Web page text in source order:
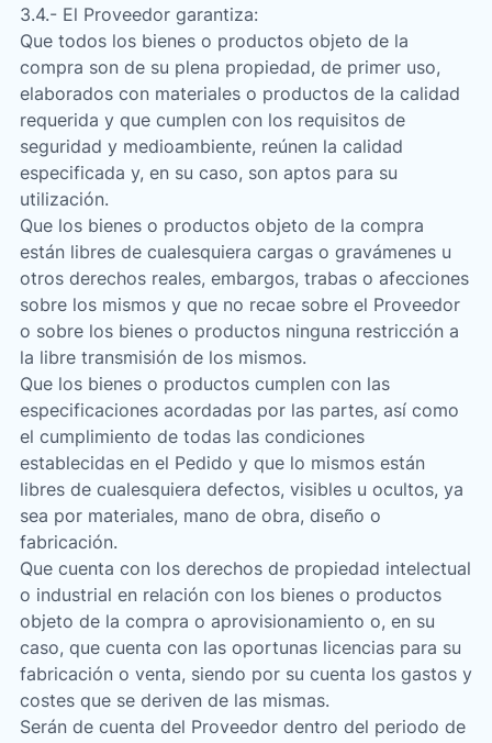
3.4.- El Proveedor garantiza:
Que todos los bienes o productos objeto de la
compra son de su plena propiedad, de primer uso,
elaborados con materiales o productos de la calidad
requerida y que cumplen con los requisitos de
seguridad y medioambiente, reúnen la calidad
especificada y, en su caso, son aptos para su
utilización.
Que los bienes o productos objeto de la compra
están libres de cualesquiera cargas o gravámenes u
otros derechos reales, embargos, trabas o afecciones
sobre los mismos y que no recae sobre el Proveedor
o sobre los bienes o productos ninguna restricción a
la libre transmisión de los mismos.
Que los bienes o productos cumplen con las
especificaciones acordadas por las partes, así como
el cumplimiento de todas las condiciones
establecidas en el Pedido y que lo mismos están
libres de cualesquiera defectos, visibles u ocultos, ya
sea por materiales, mano de obra, diseño o
fabricación.
Que cuenta con los derechos de propiedad intelectual
o industrial en relación con los bienes o productos
objeto de la compra o aprovisionamiento o, en su
caso, que cuenta con las oportunas licencias para su
fabricación o venta, siendo por su cuenta los gastos y
costes que se deriven de las mismas.
Serán de cuenta del Proveedor dentro del periodo de